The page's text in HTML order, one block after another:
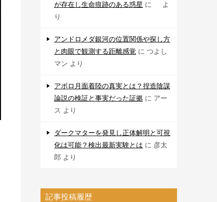
が存在し生命痕跡のある惑星 に
よ
り
アンドロメダ銀河の位置関係や探し方
と肉眼で観測する距離感覚 に つよし
マン より
アポロ月面着陸の真実とは？捏造陰謀
論説の検証と事実だった証拠 に アー
ス より
ダークマターを発見し正体解明と可視
化は可能？検出最新実験とは に 彦太
郎 より
記事投稿履歴